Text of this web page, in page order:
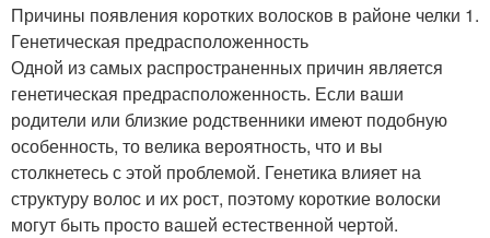
Причины появления коротких волосков в районе челки 1.
Генетическая предрасположенность
Одной из самых распространенных причин является
генетическая предрасположенность. Если ваши
родители или близкие родственники имеют подобную
особенность, то велика вероятность, что и вы
столкнетесь с этой проблемой. Генетика влияет на
структуру волос и их рост, поэтому короткие волоски
могут быть просто вашей естественной чертой.